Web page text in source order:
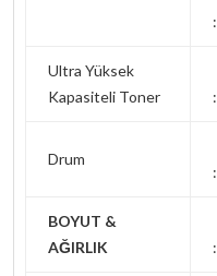
:
Ultra Yüksek
Kapasiteli Toner
:
Drum
:
BOYUT &
AĞIRLIK
: